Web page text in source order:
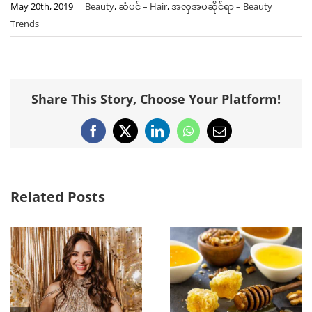
May 20th, 2019 | Beauty,ဆံပင် – Hair,အလှအပဆိုင်ရာ – Beauty
Trends
Share This Story, Choose Your Platform!
Facebook
X LinkedInWhatsApp
Email
Related Posts